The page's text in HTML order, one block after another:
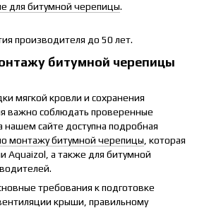
для битумной черепицы.
производителя до 50 лет.
битумной черепицы
мягкой кровли и сохранения
важно соблюдать проверенные
нашем сайте доступна подробная
монтажу битумной черепицы , которая
Aquaizol, а также для битумной
требования к подготовке
крыши, правильному